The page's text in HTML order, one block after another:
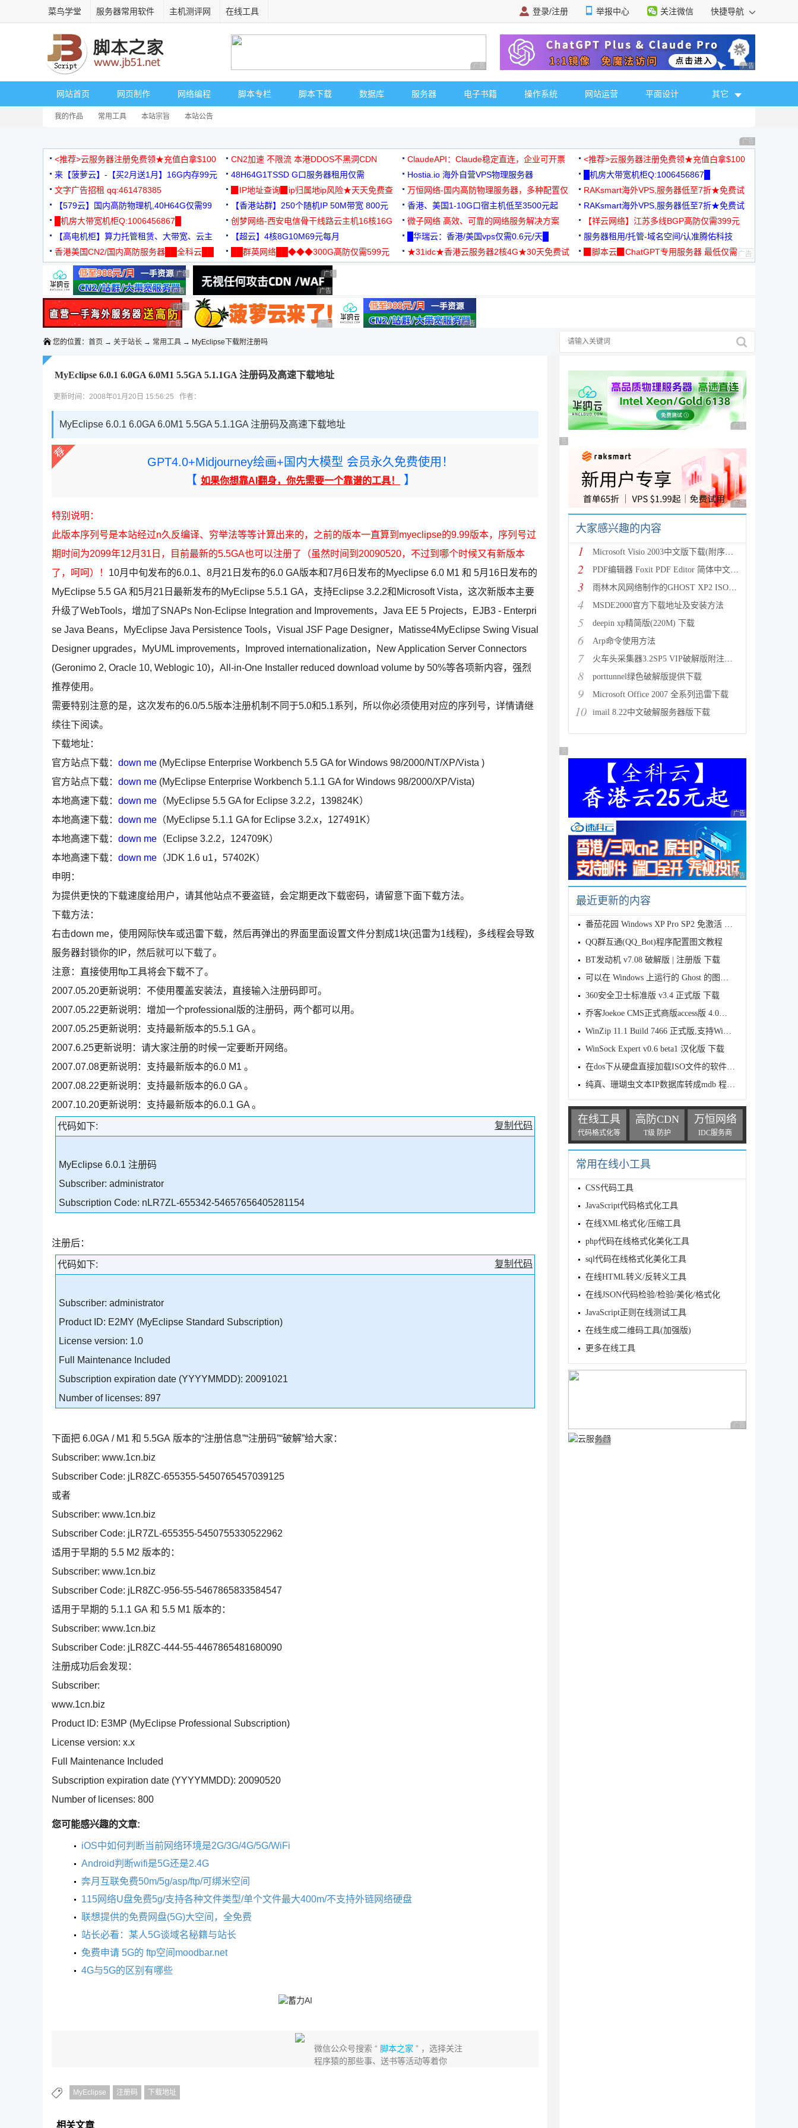
菜鸟学堂 服务器常用软件 主机测评网 在线工具 登录/注册 举报中心 关注微信 快捷导航
广告 商业广告，理性选择 广告 商业广告，理
网站首页 网页制作 网络编程 脚本专栏 脚本下载 数据库 服务器 电子书籍 操作系统 网站运营 平面设计 其它
我的作品 常用工具 本站宗旨 本站公告
广告 商业广告，理
<推荐>云服务器注册免费领★充值白拿$100 CN2加速 不限流 本港DDOS不黑洞CDN ClaudeAPI：Claude稳定直连，企业可开票
<推荐>云服务器注册免费领★充值白拿$100
来【菠萝云】-【买2月送1月】16G内存99元
48H64G1TSSD G口服务器租用仅需
3000+可免费测试
Hostia.io 海外自营VPS物理服务器
█机房大带宽机柜Q:1006456867█
文字广告招租 qq:461478385
▉IP地址查询▉ip归属地ip风险★天天免费查
万恒网络-国内高防物理服务器，多种配置仅
99元/月起
RAKsmart海外VPS,服务器低至7折★免费试
用★
【579云】国内高防物理机,40H64G仅需99
元
【香港站群】250个随机IP 50M带宽 800元 香港、美国1-10G口宿主机低至3500元起
RAKsmart海外VPS,服务器低至7折★免费试
用★
█机房大带宽机柜Q:1006456867█
创梦网络-西安电信骨干线路云主机16核16G
88元/月
微子网络 高效、可靠的网络服务解决方案
【祥云网络】江苏多线BGP高防仅需399元
【高电机柜】算力托管租赁、大带宽、云主
机
【超云】4核8G10M69元每月 █华瑞云：香港/美国vps仅需0.6元/天█
服务器租用/托管-域名空间/认准腾佑科技
香港美国CN2/国内高防服务器██全科云██
██群英网络██◆◆◆300G高防仅需599元
◆◆◆
★31idc★香港云服务器2核4G★30天免费试
▉脚本云▉ChatGPT专用服务器 最低仅需
广告 商业广告，理性选择
广告 商业广告，理性选择
广告 商业广告，理性选择
广告 商业广告，理性选择
广告 商业广告，理性选择
广告 商业广告，理性选择
广告 商业广告，理性选择
广告 商业广告，理性选择
广告 商业广告，理性选择 广告 商业广告，理性选择
您的位置： 首页 → 关于站长 → 常用工具 → MyEclipse下载附注册吗
MyEclipse 6.0.1 6.0GA 6.0M1 5.5GA 5.1.1GA 注册码及高速下载地址
更新时间：2008年01月20日 15:56:25 作者：
MyEclipse 6.0.1 6.0GA 6.0M1 5.5GA 5.1.1GA 注册码及高速下载地址
GPT4.0+Midjourney绘画+国内大模型 会员永久免费使用！
【 如果你想靠AI翻身，你先需要一个靠谱的工具！ 】
特别说明：
此版本序列号是本站经过n久反编译、穷举法等等计算出来的，之前的版本一直算到myeclipse的9.99版本，序列号过
期时间为2099年12月31日，目前最新的5.5GA也可以注册了（虽然时间到20090520，不过到哪个时候又有新版本
了，呵呵）！ 10月中旬发布的6.0.1、8月21日发布的6.0 GA版本和7月6日发布的Myeclipse 6.0 M1 和 5月16日发布的
MyEclipse 5.5 GA 和5月21日最新发布的MyEclipse 5.5.1 GA，支持Eclipse 3.2.2和Microsoft Vista，这次新版本主要
升级了WebTools，增加了SNAPs Non-Eclipse Integration and Improvements，Java EE 5 Projects，EJB3 - Enterpri
se Java Beans，MyEclipse Java Persistence Tools，Visual JSF Page Designer，Matisse4MyEclipse Swing Visual
Designer upgrades，MyUML improvements，Improved internationalization，New Application Server Connectors
(Geronimo 2, Oracle 10, Weblogic 10)，All-in-One Installer reduced download volume by 50%等各项新内容，强烈
推荐使用。
需要特别注意的是，这次发布的6.0/5.5版本注册机制不同于5.0和5.1系列，所以你必须使用对应的序列号，详情请继
续往下阅读。
下载地址：
官方站点下载： down me (MyEclipse Enterprise Workbench 5.5 GA for Windows 98/2000/NT/XP/Vista )
官方站点下载： down me (MyEclipse Enterprise Workbench 5.1.1 GA for Windows 98/2000/XP/Vista)
本地高速下载： down me （MyEclipse 5.5 GA for Eclipse 3.2.2，139824K）
本地高速下载： down me （MyEclipse 5.1.1 GA for Eclipse 3.2.x，127491K）
本地高速下载： down me （Eclipse 3.2.2，124709K）
本地高速下载： down me （JDK 1.6 u1，57402K）
申明：
为提供更快的下载速度给用户，请其他站点不要盗链，会定期更改下载密码，请留意下面下载方法。
下载方法：
右击down me，使用网际快车或迅雷下载，然后再弹出的界面里面设置文件分割成1块(迅雷为1线程)，多线程会导致
服务器封锁你的IP，然后就可以下载了。
注意：直接使用ftp工具将会下载不了。
2007.05.20更新说明：不使用覆盖安装法，直接输入注册码即可。
2007.05.22更新说明：增加一个professional版的注册码，两个都可以用。
2007.05.25更新说明：支持最新版本的5.5.1 GA 。
2007.6.25更新说明：请大家注册的时候一定要断开网络。
2007.07.08更新说明：支持最新版本的6.0 M1 。
2007.08.22更新说明：支持最新版本的6.0 GA 。
2007.10.20更新说明：支持最新版本的6.0.1 GA 。
复制代码
代码如下:
MyEclipse 6.0.1 注册码
Subscriber: administrator
Subscription Code: nLR7ZL-655342-54657656405281154
注册后：
复制代码
代码如下:
Subscriber: administrator
Product ID: E2MY (MyEclipse Standard Subscription)
License version: 1.0
Full Maintenance Included
Subscription expiration date (YYYYMMDD): 20091021
Number of licenses: 897
下面把 6.0GA / M1 和 5.5GA 版本的“注册信息”“注册码”“破解”给大家：
Subscriber: www.1cn.biz
Subscriber Code: jLR8ZC-655355-5450765457039125
或者
Subscriber: www.1cn.biz
Subscriber Code: jLR7ZL-655355-5450755330522962
适用于早期的 5.5 M2 版本的：
Subscriber: www.1cn.biz
Subscriber Code: jLR8ZC-956-55-5467865833584547
适用于早期的 5.1.1 GA 和 5.5 M1 版本的：
Subscriber: www.1cn.biz
Subscriber Code: jLR8ZC-444-55-4467865481680090
注册成功后会发现：
Subscriber:
www.1cn.biz
Product ID: E3MP (MyEclipse Professional Subscription)
License version: x.x
Full Maintenance Included
Subscription expiration date (YYYYMMDD): 20090520
Number of licenses: 800
您可能感兴趣的文章:
iOS中如何判断当前网络环境是2G/3G/4G/5G/WiFi
Android判断wifi是5G还是2.4G
奔月互联免费50m/5g/asp/ftp/可绑米空间
115网络U盘免费5g/支持各种文件类型/单个文件最大400m/不支持外链网络硬盘
联想提供的免费网盘(5G)大空间，全免费
站长必看：某人5G谈域名秘籍与站长
免费申请 5G的 ftp空间moodbar.net
4G与5G的区别有哪些
微信公众号搜索 “脚本之家 ” ，选择关注
程序猿的那些事、送书等活动等着你
MyEclipse 注册码 下载地址
相关文章
广告 商业广告，理性
广告 商业广告，理性选择
广告 商业广告，理性
大家感兴趣的内容
1 Microsoft Visio 2003中文版下载(附序列号
2 PDF编辑器 Foxit PDF Editor 简体中文版附
3 雨林木风网络制作的GHOST XP2 ISO镜像系统 下载
4 MSDE2000官方下载地址及安装方法
5 deepin xp精简版(220M) 下载
6 Arp命令使用方法
7 火车头采集器3.2SP5 VIP破解版附注册机下载
8 porttunnel绿色破解版提供下载
9 Microsoft Office 2007 全系列迅雷下载
10 imail 8.22中文破解服务器版下载
广告 商业广告，理性选择
广告 商业广告，理性
广告 商业广告，理性
最近更新的内容
番茄花园 Windows XP Pro SP2 免激活 V3.5迅雷高速下载
QQ群互通(QQ_Bot)程序配置图文教程
BT发动机 v7.08 破解版 | 注册版 下载
可以在 Windows 上运行的 Ghost 的图形用户界面
360安全卫士标准版 v3.4 正式版 下载
乔客Joekoe CMS正式商版access版 4.0下载
WinZip 11.1 Build 7466 正式版,支持Windows V
WinSock Expert v0.6 beta1 汉化版 下载
在dos下从硬盘直接加载ISO文件的软件下载
纯真、珊瑚虫文本IP数据库转成mdb 程序 提供下载
在线工具
代码格式化等
高防CDN
T级 防护
万恒网络
IDC服务商
常用在线小工具
CSS代码工具
JavaScript代码格式化工具
在线XML格式化/压缩工具
php代码在线格式化美化工具
sql代码在线格式化美化工具
在线HTML转义/反转义工具
在线JSON代码检验/检验/美化/格式化
JavaScript正则在线测试工具
在线生成二维码工具(加强版)
更多在线工具
广告 商业广告，理性
广告 商业广告，理性选择